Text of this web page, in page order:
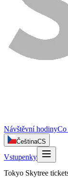
Návštěvní hodinyCo
ČeštinaCS
Vstupenky
Tokyo Skytree